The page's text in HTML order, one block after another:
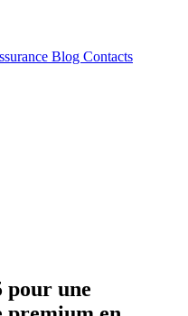
Blog Contacts
une